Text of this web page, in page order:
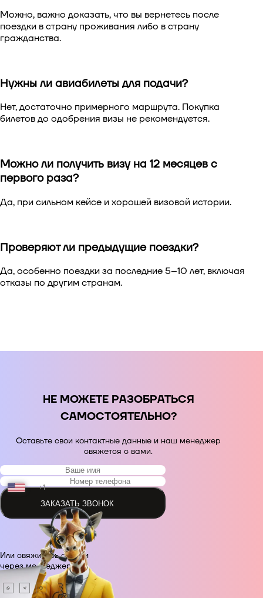
Можно, важно доказать, что вы вернетесь после
поездки в страну проживания либо в страну
гражданства.
Нужны ли авиабилеты для подачи?
Нет, достаточно примерного маршрута. Покупка
билетов до одобрения визы не рекомендуется.
Можно ли получить визу на 12 месяцев с
первого раза?
Да, при сильном кейсе и хорошей визовой истории.
Проверяют ли предыдущие поездки?
Да, особенно поездки за последние 5–10 лет, включая
отказы по другим странам.
НЕ МОЖЕТЕ РАЗОБРАТЬСЯ
САМОСТОЯТЕЛЬНО?
Оставьте свои контактные данные и наш менеджер
свяжется с вами.
+1
+48
+380
+420
ЗАКАЗАТЬ ЗВОНОК
Или свяжитесь с нами
через месседжер.